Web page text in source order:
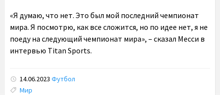
«Я думаю, что нет. Это был мой последний чемпионат
мира. Я посмотрю, как все сложится, но по идее нет, я не
поеду на следующий чемпионат мира», – сказал Месси в
интервью Titan Sports.
14.06.2023 Футбол
Tags:
Мир